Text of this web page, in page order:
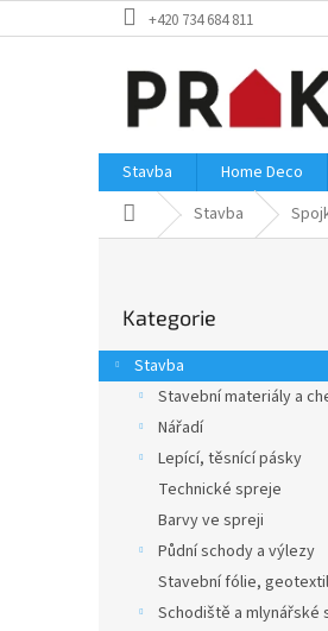
na
+420 734 684 811
Stavba Home Deco
Domů Stavba
r
a
kategorie
Kategorie
Stavba
Stavební materiály a
Nářadí
Lepící, těsnící pásky
Technické spreje
Barvy ve spreji
Půdní schody a výlezy
Stavební fólie,
Schodiště a mlynářské